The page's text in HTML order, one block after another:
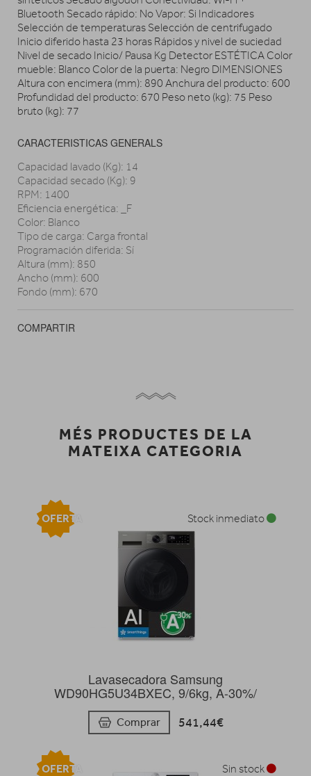
Bluetooth Secado rápido: No Vapor: Si Indicadores
Selección de temperaturas Selección de centrifugado
Inicio diferido hasta 23 horas Rápidos y nivel de suciedad
Nivel de secado Inicio/ Pausa Kg Detector ESTÉTICA Color
mueble: Blanco Color de la puerta: Negro DIMENSIONES
Altura con encimera (mm): 890 Anchura del producto: 600
Profundidad del producto: 670 Peso neto (kg): 75 Peso
bruto (kg): 77
CARACTERISTICAS GENERALS
Capacidad lavado (Kg): 14
Capacidad secado (Kg): 9
RPM: 1400
Eficiencia energética: _F
Color: Blanco
Tipo de carga: Carga frontal
Programación diferida: Sí
Altura (mm): 850
Ancho (mm): 600
Fondo (mm): 670
COMPARTIR
MÉS PRODUCTES DE LA
MATEIXA CATEGORIA
Lavasecadora Samsung
WD90HG5U34BXEC, 9/6kg, A-30%/
Comprar 541,44€
Stock inmediato
OFERTA
Sin stock
OFERTA